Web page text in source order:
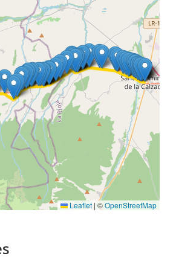
Leaflet |©OpenStreetMap